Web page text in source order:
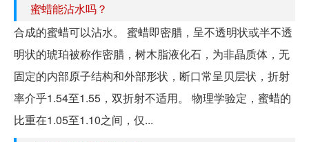
蜜蜡能沾水吗？
合成的蜜蜡可以沾水。 蜜蜡即密腊，呈不透明状或半不透
明状的琥珀被称作密腊，树木脂液化石，为非晶质体，无
固定的内部原子结构和外部形状，断口常呈贝层状，折射
率介乎1.54至1.55，双折射不适用。 物理学验定，蜜蜡的
比重在1.05至1.10之间，仅...